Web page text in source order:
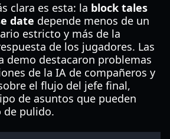
clara es esta: la block tales
date depende menos de un
estricto y más de la
de los jugadores. Las
demo destacaron problemas
de la IA de compañeros y
el flujo del jefe final,
de asuntos que pueden
de pulido.